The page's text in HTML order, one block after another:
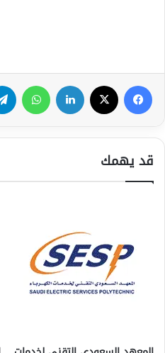
فيسبوك لينكدإن
قد يهمك